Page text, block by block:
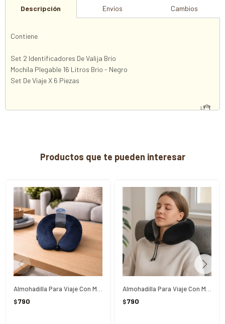
Descripción Envíos Cambios
Contiene
Set 2 Identificadores De Valija Brio
Mochila Plegable 16 Litros Brio - Negro
Set De Viaje X 6 Piezas
Productos que te pueden interesar
$790 $790